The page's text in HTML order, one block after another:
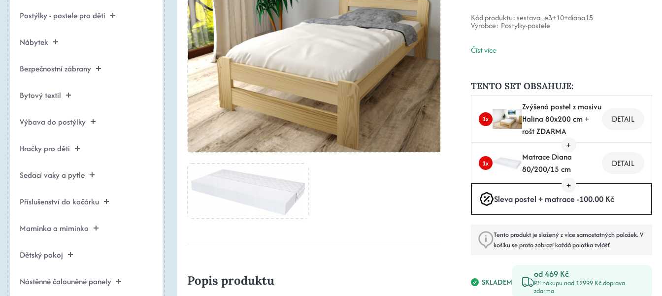
Postýlky - postele pro děti
Nábytek
Bezpečnostní zábrany
Bytový textil
Výbava do postýlky
Hračky pro děti
Sedací vaky a pytle
Příslušenství do kočárku
Maminka a miminko
Dětský pokoj
Nástěnné čalouněné panely Popis produktu
Kód produktu: sestava_e3+10+diana15
Výrobce: Postylky-postele
Číst více
TENTO SET OBSAHUJE:
1x
Zvýšená postel z masivu
Halina 80x200 cm +
rošt ZDARMA
DETAIL
1x
Matrace Diana
80/200/15 cm
DETAIL
Sleva postel + matrace -100.00 Kč
Tento produkt je složený z více samostatných položek. V
košíku se proto zobrazí každá položka zvlášť.
SKLADEM
od 469 Kč
Při nákupu nad 12999 Kč doprava
zdarma